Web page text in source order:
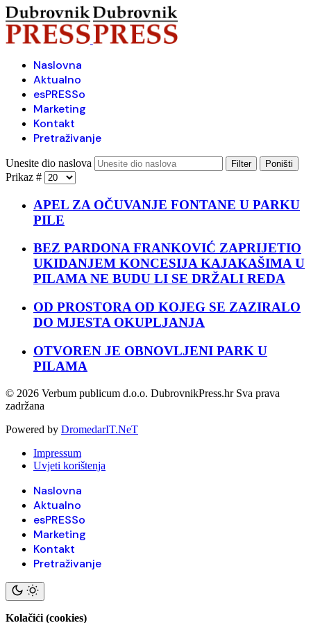
Naslovna
Aktualno
esPRESSo
Marketing
Kontakt
Pretraživanje
Unesite dio naslova Filter Poništi
Prikaz #
APEL ZA OČUVANJE FONTANE U PARKU
PILE
BEZ PARDONA FRANKOVIĆ ZAPRIJETIO
UKIDANJEM KONCESIJA KAJAKAŠIMA U
PILAMA NE BUDU LI SE DRŽALI REDA
OD PROSTORA OD KOJEG SE ZAZIRALO
DO MJESTA OKUPLJANJA
OTVOREN JE OBNOVLJENI PARK U
PILAMA
© 2026 Verbum publicum d.o.o. DubrovnikPress.hr Sva prava
zadržana
Powered by DromedarIT.NeT
Impressum
Uvjeti korištenja
Naslovna
Aktualno
esPRESSo
Marketing
Kontakt
Pretraživanje
Kolačići (cookies)